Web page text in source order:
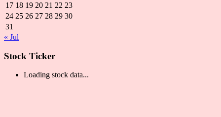
17 18 19 20 21 22 23
24 25 26 27 28 29 30
31
« Jul
Stock Ticker
Loading stock data...